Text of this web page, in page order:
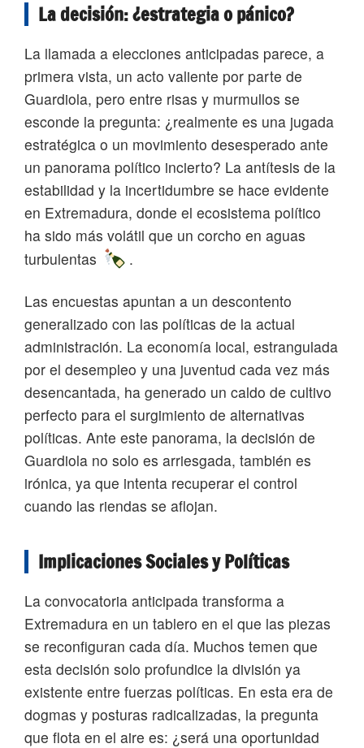
La decisión: ¿estrategia o pánico?
La llamada a elecciones anticipadas parece, a
primera vista, un acto valiente por parte de
Guardiola, pero entre risas y murmullos se
esconde la pregunta: ¿realmente es una jugada
estratégica o un movimiento desesperado ante
un panorama político incierto? La antítesis de la
estabilidad y la incertidumbre se hace evidente
en Extremadura, donde el ecosistema político
ha sido más volátil que un corcho en aguas
turbulentas
.
Las encuestas apuntan a un descontento
generalizado con las políticas de la actual
administración. La economía local, estrangulada
por el desempleo y una juventud cada vez más
desencantada, ha generado un caldo de cultivo
perfecto para el surgimiento de alternativas
políticas. Ante este panorama, la decisión de
Guardiola no solo es arriesgada, también es
irónica, ya que intenta recuperar el control
cuando las riendas se aflojan.
Implicaciones Sociales y Políticas
La convocatoria anticipada transforma a
Extremadura en un tablero en el que las piezas
se reconfiguran cada día. Muchos temen que
esta decisión solo profundice la división ya
existente entre fuerzas políticas. En esta era de
dogmas y posturas radicalizadas, la pregunta
que flota en el aire es: ¿será una oportunidad